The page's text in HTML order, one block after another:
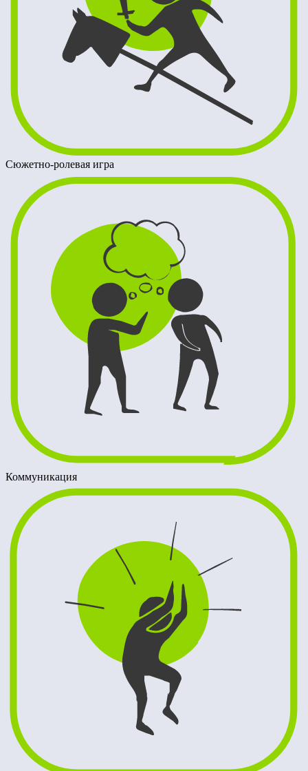
Сюжетно-ролевая игра
Коммуникация